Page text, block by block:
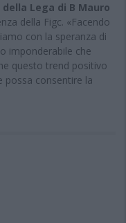
Lega di B Mauro
della Figc. «Facendo
con la speranza di
imponderabile che
questo trend positivo
possa consentire la